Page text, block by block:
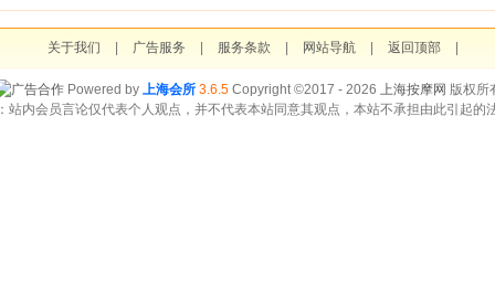
关于我们 广告服务 服务条款 网站导航 返回顶部
Powered by 上海会所 3.6.5Copyright ©2017 - 2026 上海按摩网 版权所
站内会员言论仅代表个人观点，并不代表本站同意其观点，本站不承担由此引起的